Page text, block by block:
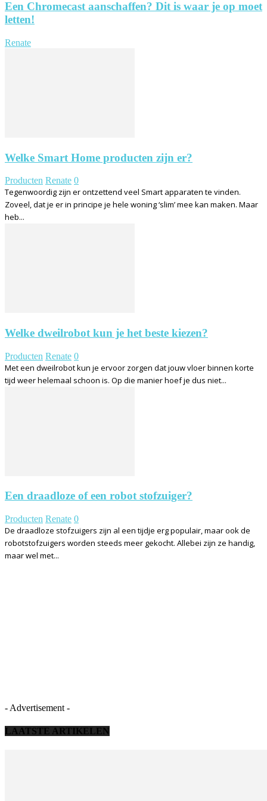
Een Chromecast aanschaffen? Dit is waar je op moet
letten!
Renate
Welke Smart Home producten zijn er?
Producten Renate 0
Tegenwoordig zijn er ontzettend veel Smart apparaten te vinden.
Zoveel, dat je er in principe je hele woning ‘slim’ mee kan maken. Maar
heb...
Welke dweilrobot kun je het beste kiezen?
Producten Renate 0
Met een dweilrobot kun je ervoor zorgen dat jouw vloer binnen korte
tijd weer helemaal schoon is. Op die manier hoef je dus niet...
Een draadloze of een robot stofzuiger?
Producten Renate 0
De draadloze stofzuigers zijn al een tijdje erg populair, maar ook de
robotstofzuigers worden steeds meer gekocht. Allebei zijn ze handig,
maar wel met...
- Advertisement -
LAATSTE ARTIKELEN